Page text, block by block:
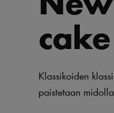
cake
Klassikoiden
paistetaan